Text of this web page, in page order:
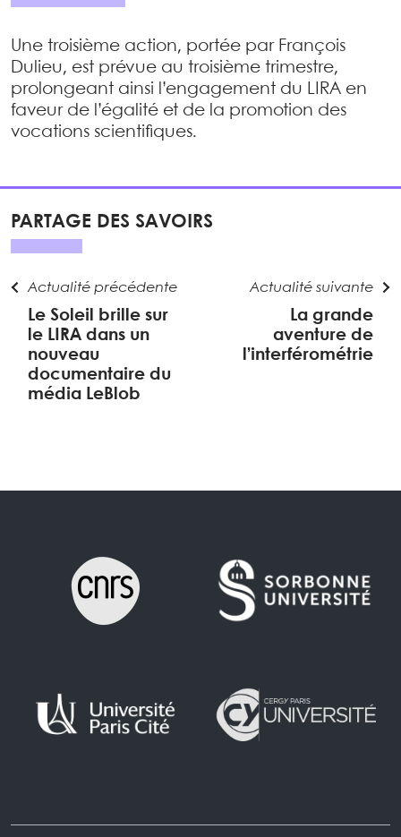
Une troisième action, portée par François
Dulieu, est prévue au troisième trimestre,
prolongeant ainsi l’engagement du LIRA en
faveur de l’égalité et de la promotion des
vocations scientifiques.
PARTAGE DES SAVOIRS
Actualité précédente
Le Soleil brille sur
le LIRA dans un
nouveau
documentaire du
média LeBlob
Actualité suivante
La grande
aventure de
l’interférométrie